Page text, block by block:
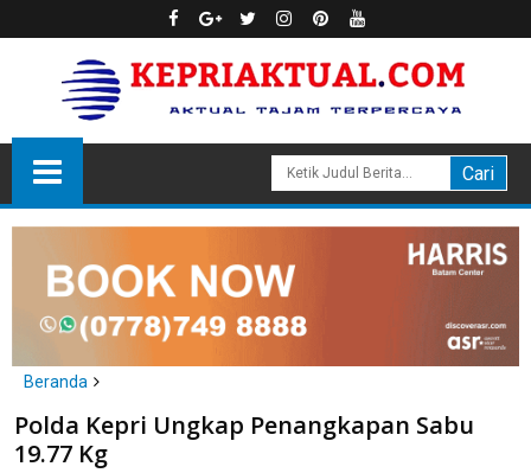
Beranda
Karimun
Polda Kepri Ungkap Penangkapan Sabu 19.77 Kg
Polda Kepri Ungkap Penangkapan Sabu
19.77 Kg